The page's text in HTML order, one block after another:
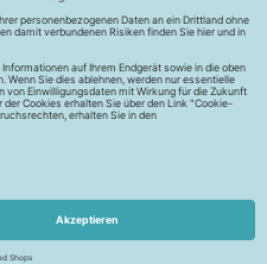
wichtig ist.